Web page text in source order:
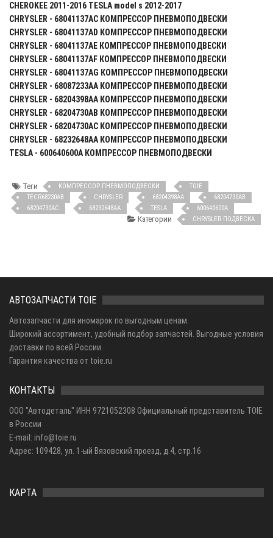
CHEROKEE 2011-2016 TESLA model s 2012-2017
CHRYSLER - 68041137AC КОМПРЕССОР ПНЕВМОПОДВЕСКИ
CHRYSLER - 68041137AD КОМПРЕССОР ПНЕВМОПОДВЕСКИ
CHRYSLER - 68041137AE КОМПРЕССОР ПНЕВМОПОДВЕСКИ
CHRYSLER - 68041137AF КОМПРЕССОР ПНЕВМОПОДВЕСКИ
CHRYSLER - 68041137AG КОМПРЕССОР ПНЕВМОПОДВЕСКИ
CHRYSLER - 68087233AA КОМПРЕССОР ПНЕВМОПОДВЕСКИ
CHRYSLER - 68204398AA КОМПРЕССОР ПНЕВМОПОДВЕСКИ
CHRYSLER - 68204730AB КОМПРЕССОР ПНЕВМОПОДВЕСКИ
CHRYSLER - 68204730AC КОМПРЕССОР ПНЕВМОПОДВЕСКИ
CHRYSLER - 68232648AA КОМПРЕССОР ПНЕВМОПОДВЕСКИ
TESLA - 600640600A КОМПРЕССОР ПНЕВМОПОДВЕСКИ
Теги КОМПРЕССОР ПНЕВМОПОДВЕСКИ
TOIE
TECR68230AB
CHRYSLER 68204398AA
68204730AB
68204730AC
68232648AA TESLA 600640600A
Категории CHRYSLER ПОДВЕСКА
АВТОЗАПЧАСТИ TOIE
Автозапчасти для иномарок по выгодным ценам.
Широкий ассортимент, удобный подбор запчастей. Выгодные условия
доставки по всей России.
Гарантия качества от toie.ru
КОНТАКТЫ
ООО "Автодеталь" ИНН 9721052308 Официальный представитель TOIE
в России
E-mail: info@toie.ru
Адрес: 109428, ул. 1-ый Вязовский проезд, д.4, стр.16
КАРТА